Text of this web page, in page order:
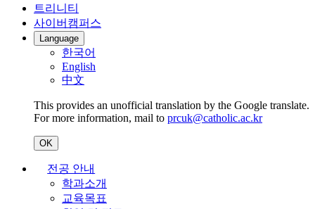
트리니티
사이버캠퍼스
Language
한국어
English
中文
This provides an unofficial translation by the Google translate.
For more information, mail to prcuk@catholic.ac.kr
OK
전공 안내
학과소개
교육목표